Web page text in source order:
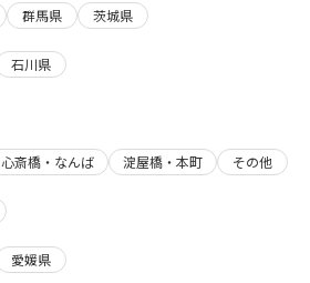
群馬県 茨城県
石川県
心斎橋・なんば 淀屋橋・本町 その他
愛媛県